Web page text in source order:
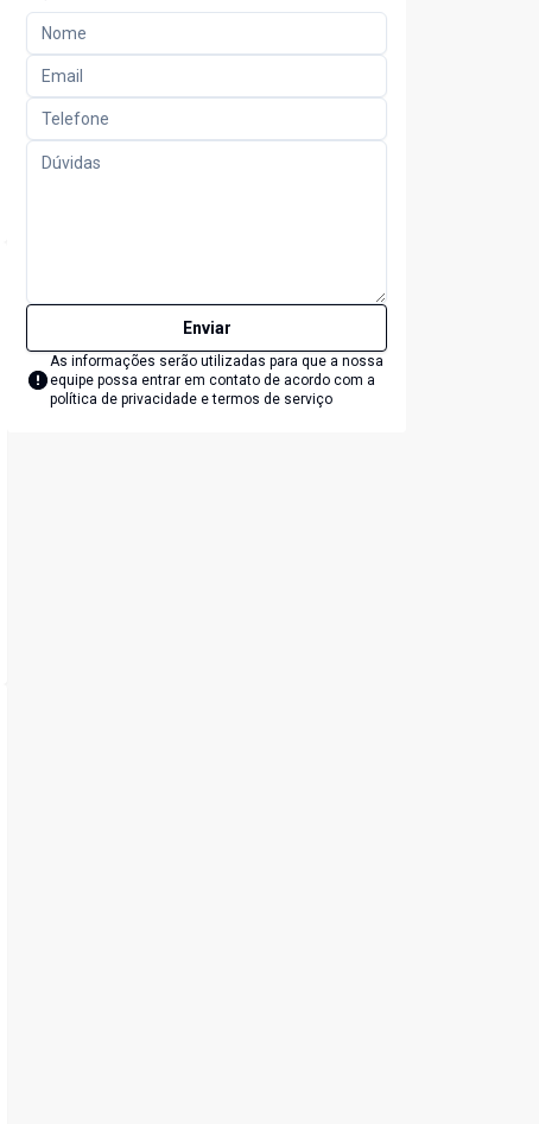
Enviar
As informações serão utilizadas para que a nossa
equipe possa entrar em contato de acordo com a
política de privacidade e termos de serviço